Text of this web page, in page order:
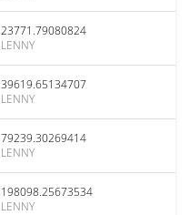
23771.79080824
LENNY
39619.65134707
LENNY
79239.30269414
LENNY
198098.25673534
LENNY